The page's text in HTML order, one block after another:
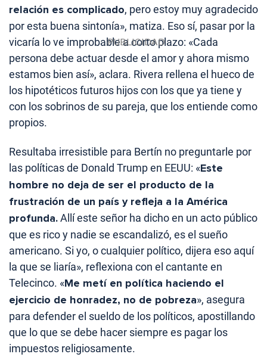
relación es complicado, pero estoy muy agradecido
por esta buena sintonía», matiza. Eso sí, pasar por la
vicaría lo ve improbable a corto plazo: «Cada
persona debe actuar desde el amor y ahora mismo
estamos bien así», aclara. Rivera rellena el hueco de
los hipotéticos futuros hijos con los que ya tiene y
con los sobrinos de su pareja, que los entiende como
propios.
Resultaba irresistible para Bertín no preguntarle por
las políticas de Donald Trump en EEUU: «Este
hombre no deja de ser el producto de la
frustración de un país y refleja a la América
profunda.Allí este señor ha dicho en un acto público
que es rico y nadie se escandalizó, es el sueño
americano. Si yo, o cualquier político, dijera eso aquí
la que se liaría», reflexiona con el cantante en
Telecinco. «Me metí en política haciendo el
ejercicio de honradez, no de pobreza», asegura
para defender el sueldo de los políticos, apostillando
que lo que se debe hacer siempre es pagar los
impuestos religiosamente.